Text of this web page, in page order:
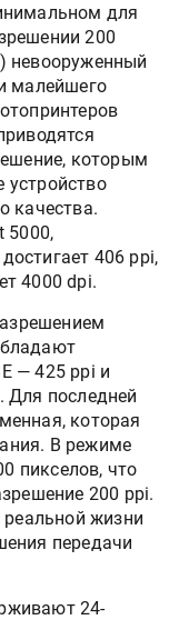
для
200
невооруженный
малейшего
которым
качества.
5000,
406 ppi,
4000 dpi.
— 425 ppi и
Для последней
которая
В режиме
пикселов, что
200 ppi.
жизни
передачи
24-